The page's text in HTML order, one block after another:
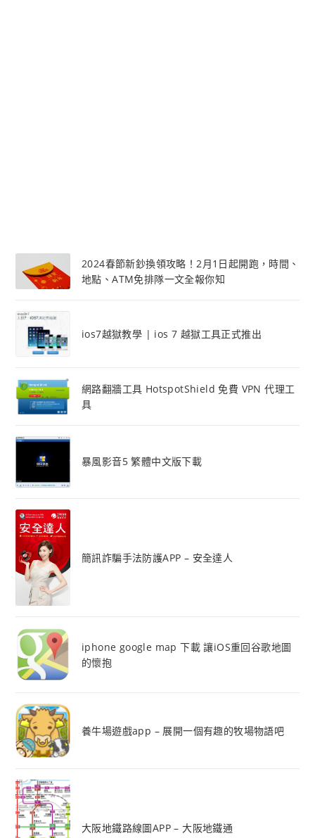
2024春節新鈔換領攻略！2月1日起開跑，時間、
地點、ATM免排隊一文全報你知
ios7越獄教學 | ios 7 越獄工具正式推出
網路翻牆工具 HotspotShield 免費 VPN 代理工
具
暴風影音5 繁體中文版下載
簡訊詐騙手法防護APP – 安全達人
iphone google map 下載 讓iOS重回谷歌地圖
的懷抱
養牛場遊戲app – 展開一個有趣的牧場物語吧
大阪地鐵路線圖APP – 大阪地鐵通